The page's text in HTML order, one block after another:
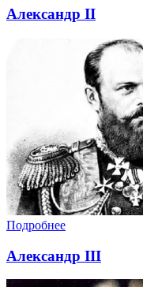
Александр II
Подробнее
Александр III